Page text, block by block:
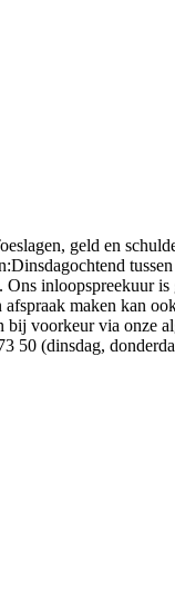
geld en
Ons inloopspreekuur
maken kan
bij voorkeur via onze
(dinsdag,